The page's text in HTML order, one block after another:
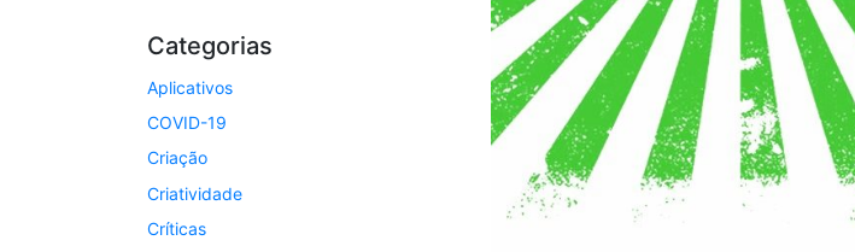
Categorias
Aplicativos
COVID-19
Criação
Criatividade
Críticas